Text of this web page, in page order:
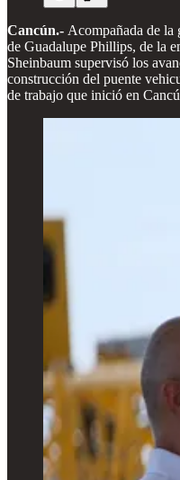
Cancún.- Acompañada de la
de Guadalupe Phillips, de la
Sheinbaum supervisó los
construcción del puente
de trabajo que inició en